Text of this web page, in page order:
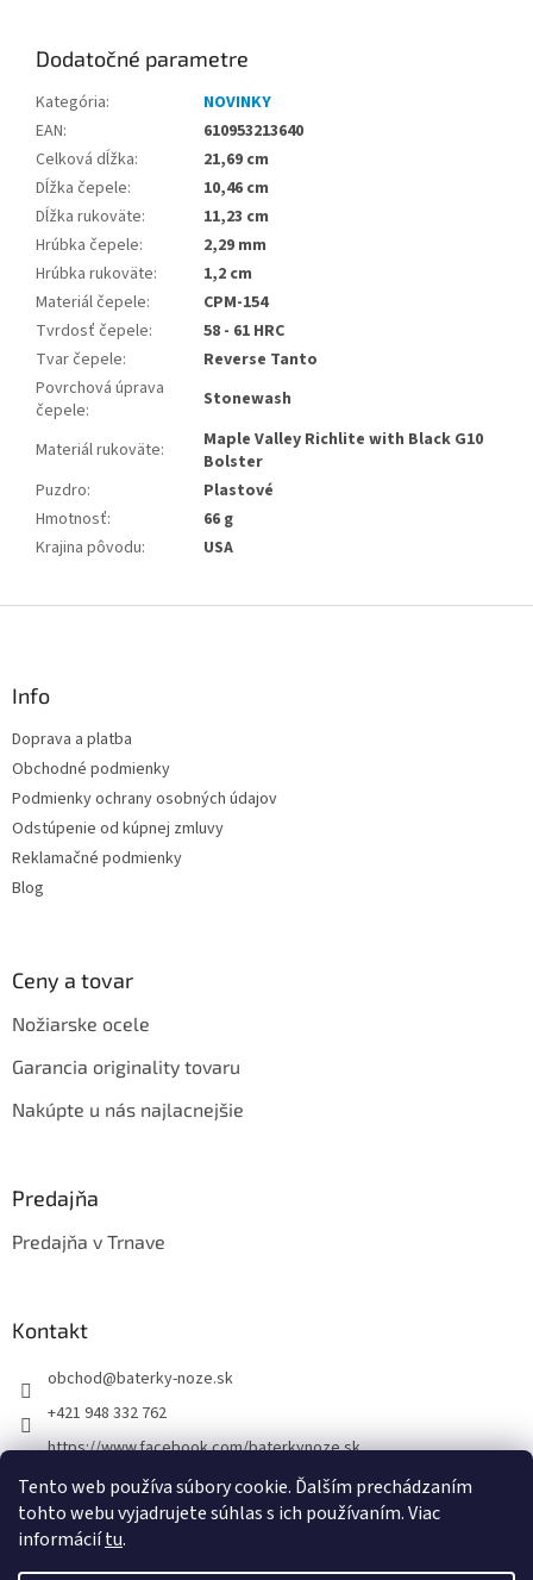
Tento web používa súbory cookie. Ďalším prechádzaním
tohto webu vyjadrujete súhlas s ich používaním. Viac
informáciítu.
Dodatočné parametre
Kategória:
NOVINKY
EAN:
610953213640
Celková dĺžka:
21,69 cm
Dĺžka čepele:
10,46 cm
Dĺžka rukoväte:
11,23 cm
Hrúbka čepele:
2,29 mm
Hrúbka rukoväte:
1,2 cm
Materiál čepele:
CPM-154
Tvrdosť čepele:
58 - 61 HRC
Tvar čepele:
Reverse Tanto
Povrchová úprava
čepele: Stonewash
Materiál rukoväte:
Maple Valley Richlite with Black G10
Bolster
Puzdro:
Plastové
Hmotnosť:
66 g
Krajina pôvodu: USA
Info
Doprava a platba
Obchodné podmienky
Podmienky ochrany osobných údajov
Odstúpenie od kúpnej zmluvy
Reklamačné podmienky
Blog
Ceny a tovar
Nožiarske ocele
Garancia originality tovaru
Nakúpte u nás najlacnejšie
Predajňa
Predajňa v Trnave
Kontakt
obchod@baterky-noze.sk
+421 948 332 762
https://www.facebook.com/baterkynoze.sk
/baterkynoze
https://www.youtube.com/@nozebaterky